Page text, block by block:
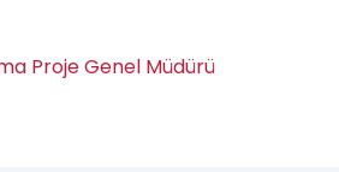
Proje Genel Müdürü